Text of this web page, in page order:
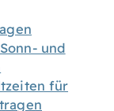
und
für